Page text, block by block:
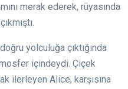
merak ederek, rüyasında
yolculuğa çıktığında
içindeydi. Çiçek
ilerleyen Alice, karşısına